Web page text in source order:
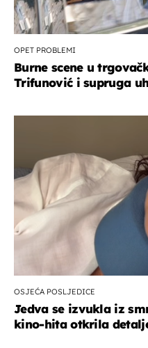
OPET PROBLEMI
Burne scene u
Trifunović i supruga
OSJEĆA POSLJEDICE
Jedva se izvukla iz
kino-hita otkrila